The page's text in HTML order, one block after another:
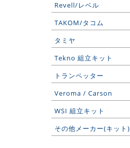
Revell/レベル
TAKOM/タコム
タミヤ
Tekno 組立キット
トランペッター
Veroma / Carson
WSI 組立キット
その他メーカー(キット)